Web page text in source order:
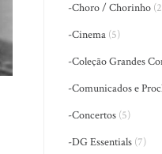
-Choro / Chorinho
-Cinema (5)
-Coleção Grandes
-Comunicados e
-Concertos (5)
-DG Essentials (7)